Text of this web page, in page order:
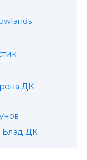
ДК
Блад ДК